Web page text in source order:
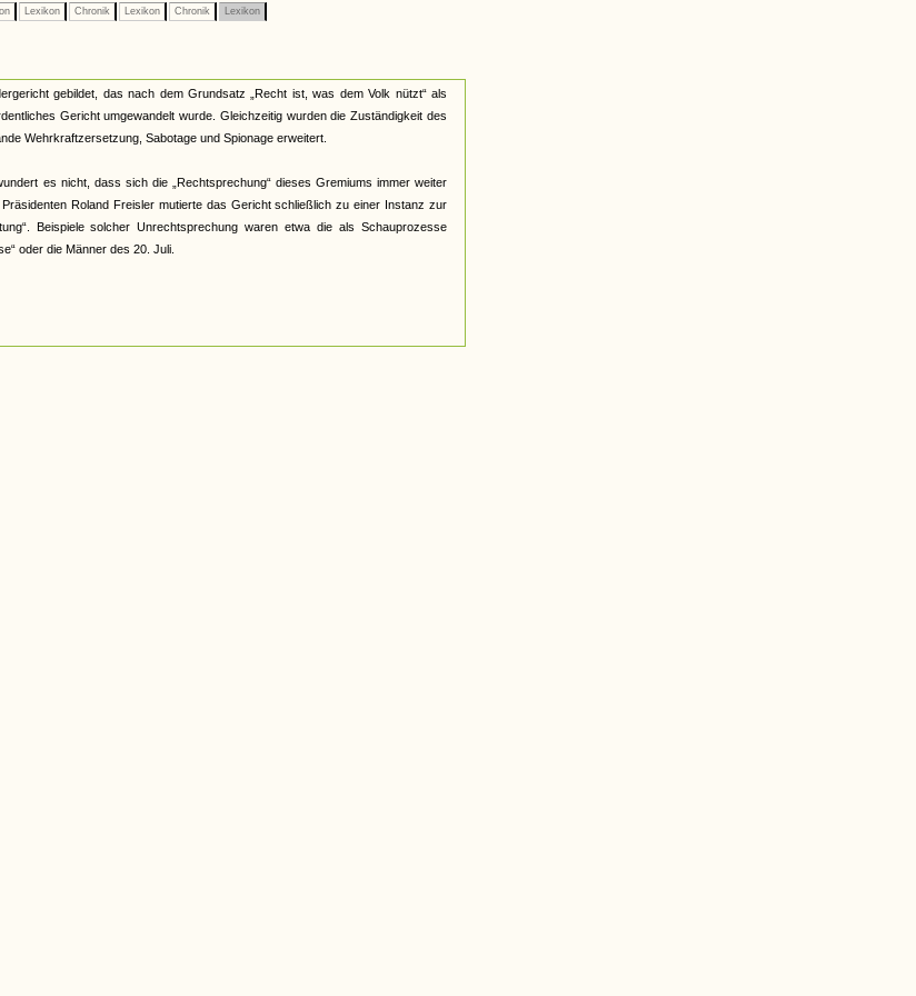
Lexikon Chronik Lexikon Chronik Lexikon
gebildet, das nach dem Grundsatz „Recht ist, was dem Volk nützt“ als
Gericht umgewandelt wurde. Gleichzeitig wurden die Zuständigkeit des
Wehrkraftzersetzung, Sabotage und Spionage erweitert.
es nicht, dass sich die „Rechtsprechung“ dieses Gremiums immer weiter
Roland Freisler mutierte das Gericht schließlich zu einer Instanz zur
Beispiele solcher Unrechtsprechung waren etwa die als Schauprozesse
oder die Männer des 20. Juli.